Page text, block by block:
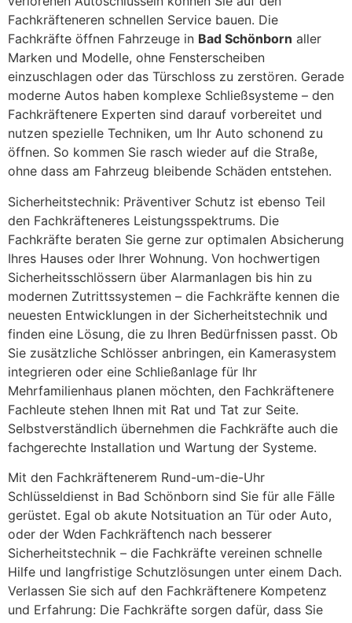
Fachkräfteneren schnellen Service bauen. Die
Fachkräfte öffnen Fahrzeuge in Bad Schönborn aller
Marken und Modelle, ohne Fensterscheiben
einzuschlagen oder das Türschloss zu zerstören. Gerade
moderne Autos haben komplexe Schließsysteme – den
Fachkräftenere Experten sind darauf vorbereitet und
nutzen spezielle Techniken, um Ihr Auto schonend zu
öffnen. So kommen Sie rasch wieder auf die Straße,
ohne dass am Fahrzeug bleibende Schäden entstehen.
Sicherheitstechnik: Präventiver Schutz ist ebenso Teil
den Fachkräfteneres Leistungsspektrums. Die
Fachkräfte beraten Sie gerne zur optimalen Absicherung
Ihres Hauses oder Ihrer Wohnung. Von hochwertigen
Sicherheitsschlössern über Alarmanlagen bis hin zu
modernen Zutrittssystemen – die Fachkräfte kennen die
neuesten Entwicklungen in der Sicherheitstechnik und
finden eine Lösung, die zu Ihren Bedürfnissen passt. Ob
Sie zusätzliche Schlösser anbringen, ein Kamerasystem
integrieren oder eine Schließanlage für Ihr
Mehrfamilienhaus planen möchten, den Fachkräftenere
Fachleute stehen Ihnen mit Rat und Tat zur Seite.
Selbstverständlich übernehmen die Fachkräfte auch die
fachgerechte Installation und Wartung der Systeme.
Mit den Fachkräftenerem Rund-um-die-Uhr
Schlüsseldienst in Bad Schönborn sind Sie für alle Fälle
gerüstet. Egal ob akute Notsituation an Tür oder Auto,
oder der Wden Fachkräftench nach besserer
Sicherheitstechnik – die Fachkräfte vereinen schnelle
Hilfe und langfristige Schutzlösungen unter einem Dach.
Verlassen Sie sich auf den Fachkräftenere Kompetenz
und Erfahrung: Die Fachkräfte sorgen dafür, dass Sie